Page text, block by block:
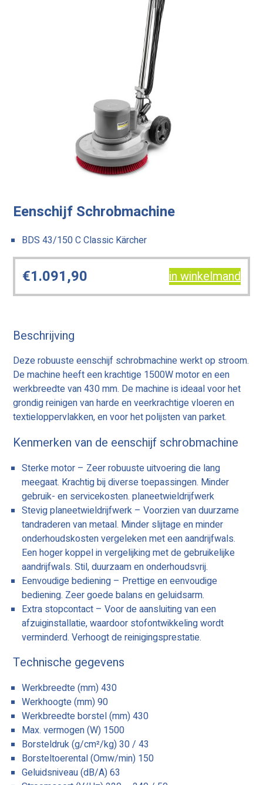
Eenschijf Schrobmachine
BDS 43/150 C Classic Kärcher
€1.091,90 in winkelmand
Beschrijving
Deze robuuste eenschijf schrobmachine werkt op stroom.
De machine heeft een krachtige 1500W motor en een
werkbreedte van 430 mm. De machine is ideaal voor het
grondig reinigen van harde en veerkrachtige vloeren en
textieloppervlakken, en voor het polijsten van parket.
Kenmerken van de eenschijf schrobmachine
Sterke motor – Zeer robuuste uitvoering die lang
meegaat. Krachtig bij diverse toepassingen. Minder
gebruik- en servicekosten. planeetwieldrijfwerk
Stevig planeetwieldrijfwerk – Voorzien van duurzame
tandraderen van metaal. Minder slijtage en minder
onderhoudskosten vergeleken met een aandrijfwals.
Een hoger koppel in vergelijking met de gebruikelijke
aandrijfwals. Stil, duurzaam en onderhoudsvrij.
Eenvoudige bediening – Prettige en eenvoudige
bediening. Zeer goede balans en geluidsarm.
Extra stopcontact – Voor de aansluiting van een
afzuiginstallatie, waardoor stofontwikkeling wordt
verminderd. Verhoogt de reinigingsprestatie.
Technische gegevens
Werkbreedte (mm) 430
Werkhoogte (mm) 90
Werkbreedte borstel (mm) 430
Max. vermogen (W) 1500
Borsteldruk (g/cm²/kg) 30 / 43
Borsteltoerental (Omw/min) 150
Geluidsniveau (dB/A) 63